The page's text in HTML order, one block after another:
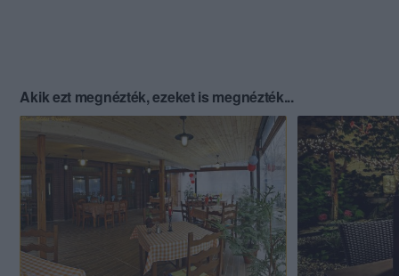
Akik ezt megnézték, ezeket is megnézték...